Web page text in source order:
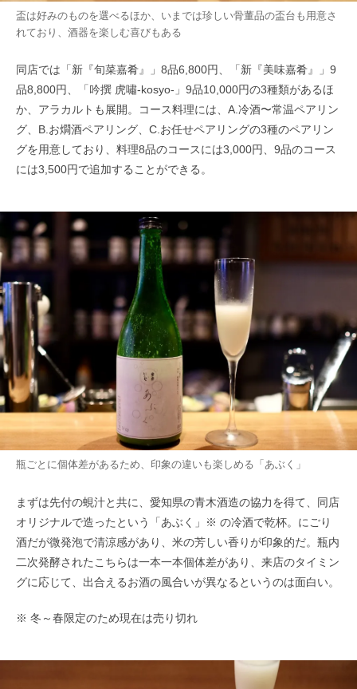
盃は好みのものを選べるほか、いまでは珍しい骨董品の盃台も用意さ
れており、酒器を楽しむ喜びもある
同店では「新『旬菜嘉肴』」8品6,800円、「新 『美味嘉肴』」9
品8,800円、「吟撰 虎嘯-kosyo-」9品10,000円の3種類があるほ
か、アラカルトも展開。コース料理には、A.冷酒〜常温ペアリン
グ、B.お燗酒ペアリング、C.お任せペアリングの3種のペアリン
グを用意しており、料理8品のコースには3,000円、9品のコース
には3,500円で追加することができる。
瓶ごとに個体差があるため、印象の違いも楽しめる「あぶく」
まずは先付の蜆汁と共に、愛知県の青木酒造の協力を得て、同店
オリジナルで造ったという「あぶく」※ の冷酒で乾杯。にごり
酒だが微発泡で清涼感があり、米の芳しい香りが印象的だ。瓶内
二次発酵されたこちらは一本一本個体差があり、来店のタイミン
グに応じて、出合えるお酒の風合いが異なるというのは面白い。
※ 冬～春限定のため現在は売り切れ